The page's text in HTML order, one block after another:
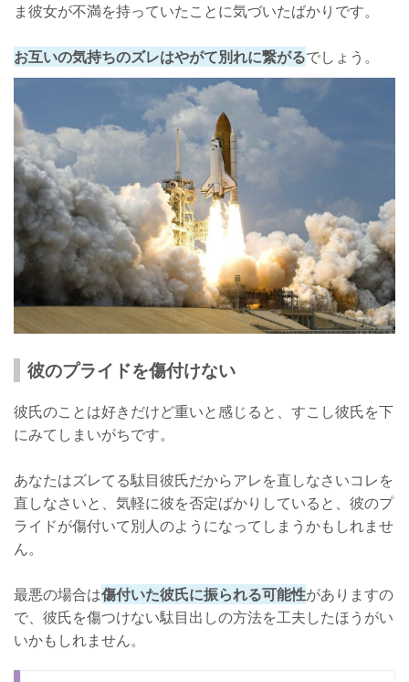
ま彼女が不満を持っていたことに気づいたばかりです。
お互いの気持ちのズレはやがて別れに繋がるでしょう。
彼のプライドを傷付けない
彼氏のことは好きだけど重いと感じると、すこし彼氏を下
にみてしまいがちです。
あなたはズレてる駄目彼氏だからアレを直しなさいコレを
直しなさいと、気軽に彼を否定ばかりしていると、彼のプ
ライドが傷付いて別人のようになってしまうかもしれませ
ん。
最悪の場合は傷付いた彼氏に振られる可能性がありますの
で、彼氏を傷つけない駄目出しの方法を工夫したほうがい
いかもしれません。